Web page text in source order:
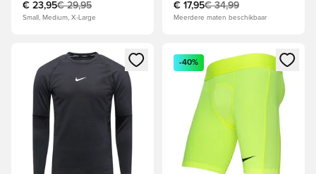
€ 23,95€ 29,95
Small, Medium, X-Large
€ 17,95€ 34,99
Meerdere maten beschikbaar
Opent een venster om in te loggen of je aan te melden als
Opent een venster om in te
-40%